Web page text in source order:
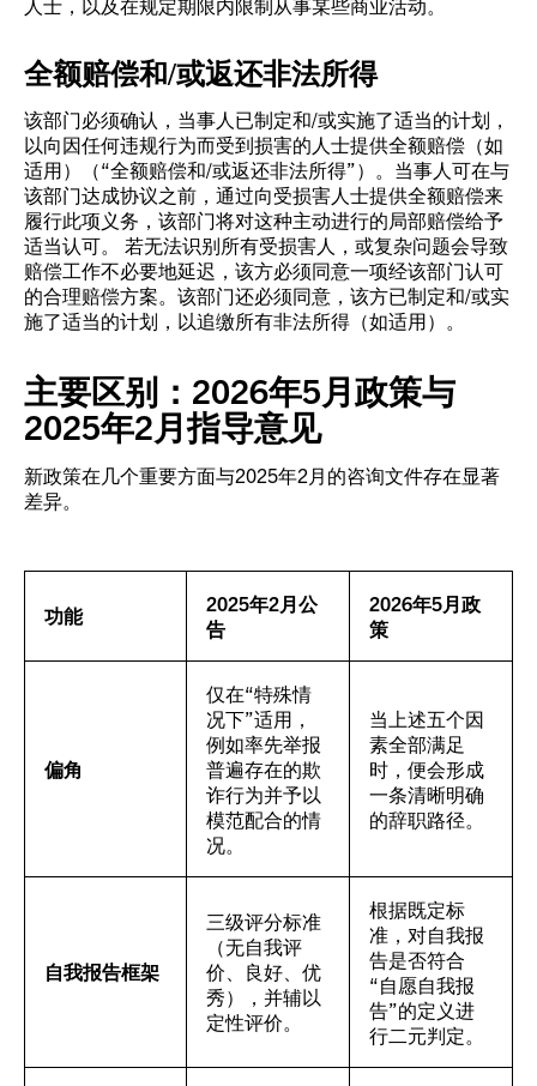
人士，以及在规定期限内限制从事某些商业活动。
全额赔偿和/或返还非法所得
该部门必须确认，当事人已制定和/或实施了适当的计划，
以向因任何违规行为而受到损害的人士提供全额赔偿（如
适用）（“全额赔偿和/或返还非法所得”）。当事人可在与
该部门达成协议之前，通过向受损害人士提供全额赔偿来
履行此项义务，该部门将对这种主动进行的局部赔偿给予
适当认可。 若无法识别所有受损害人，或复杂问题会导致
赔偿工作不必要地延迟，该方必须同意一项经该部门认可
的合理赔偿方案。该部门还必须同意，该方已制定和/或实
施了适当的计划，以追缴所有非法所得（如适用）。
主要区别：2026年5月政策与
2025年2月指导意见
新政策在几个重要方面与2025年2月的咨询文件存在显著
差异。
功能
2025年2月公
告
2026年5月政
策
偏角
仅在“特殊情
况下”适用，
例如率先举报
普遍存在的欺
诈行为并予以
模范配合的情
况。
当上述五个因
素全部满足
时，便会形成
一条清晰明确
的辞职路径。
自我报告框架
三级评分标准
（无自我评
价、良好、优
秀），并辅以
定性评价。
根据既定标
准，对自我报
告是否符合
“自愿自我报
告”的定义进
行二元判定。